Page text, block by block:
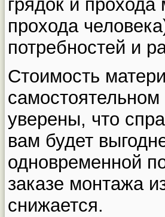
грядок и
прохода
потребностей и
Стоимость
уверены, что
вам будет
одновременной
заказе монтажа
снижается.